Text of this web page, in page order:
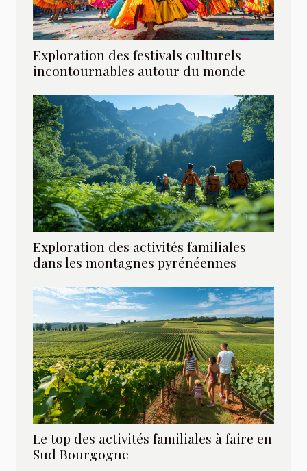
Exploration des festivals culturels
incontournables autour du monde
Exploration des activités familiales
dans les montagnes pyrénéennes
Le top des activités familiales à faire en
Sud Bourgogne